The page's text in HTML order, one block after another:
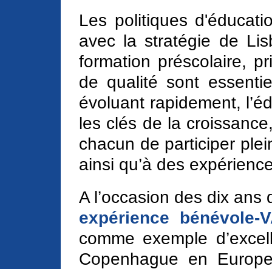
Les politiques
avec la stratégie de
formation préscolaire,
de qualité sont
évoluant rapidement,
les clés de la
chacun de participer
ainsi qu’à des
A l’occasion des dix
expérience bénévole-
comme exemple
Copenhague en